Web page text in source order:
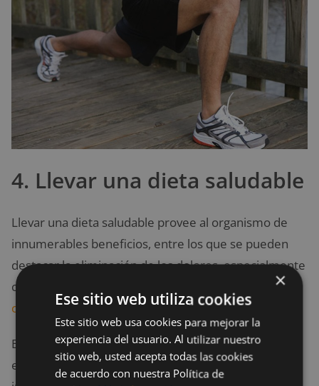
4. Llevar una dieta saludable
Llevar una dieta saludable provee al organismo de
innumerables beneficios, entre los que se pueden
destacar la eliminación de los dolores, especialmente
cuando son dolores causados por la
enfermedad
celíaca
ointolerancia al gluten.
Es fundamental que conozcas si los alimentos que
estás ingiriendo te están haciendo daño. Para ello,
×
Ese sitio web utiliza cookies
Este sitio web usa cookies para mejorar la
experiencia del usuario. Al utilizar nuestro
sitio web, usted acepta todas las cookies
de acuerdo con nuestra Política de